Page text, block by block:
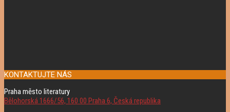
KONTAKTUJTE NÁS
Praha město literatury
Bělohorská 1666/56, 160 00 Praha 6, Česká republika